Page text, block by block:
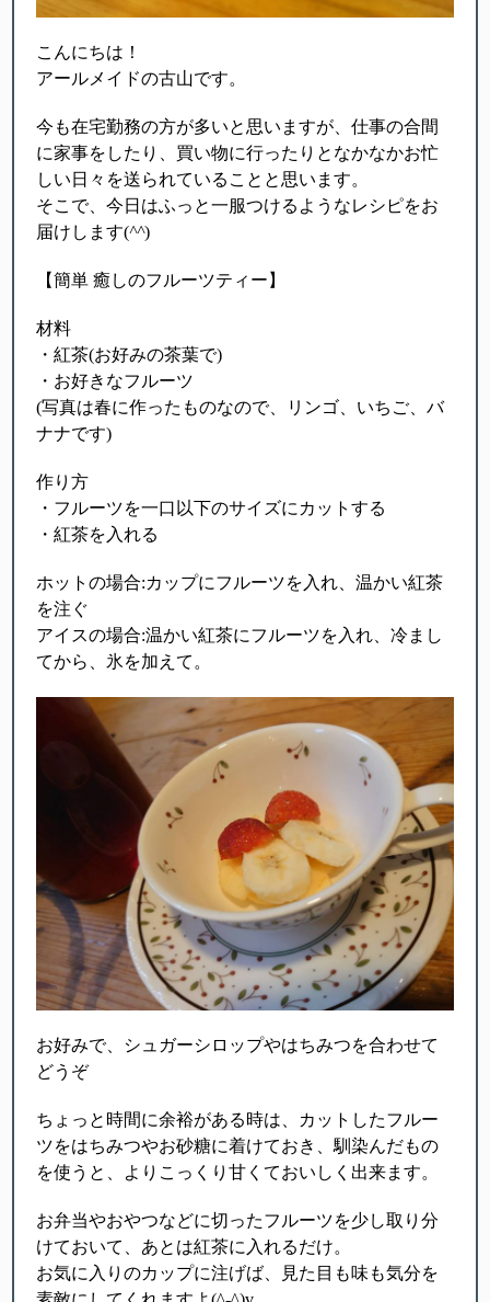
こんにちは！
アールメイドの古山です。
今も在宅勤務の方が多いと思いますが、仕事の合間
に家事をしたり、買い物に行ったりとなかなかお忙
しい日々を送られていることと思います。
そこで、今日はふっと一服つけるようなレシピをお
届けします(^^)
【簡単 癒しのフルーツティー】
材料
・紅茶(お好みの茶葉で)
・お好きなフルーツ
(写真は春に作ったものなので、リンゴ、いちご、バ
ナナです)
作り方
・フルーツを一口以下のサイズにカットする
・紅茶を入れる
ホットの場合:カップにフルーツを入れ、温かい紅茶
を注ぐ
アイスの場合:温かい紅茶にフルーツを入れ、冷まし
てから、氷を加えて。
お好みで、シュガーシロップやはちみつを合わせて
どうぞ
ちょっと時間に余裕がある時は、カットしたフルー
ツをはちみつやお砂糖に着けておき、馴染んだもの
を使うと、よりこっくり甘くておいしく出来ます。
お弁当やおやつなどに切ったフルーツを少し取り分
けておいて、あとは紅茶に入れるだけ。
お気に入りのカップに注げば、見た目も味も気分を